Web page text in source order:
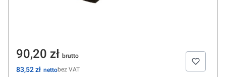
Cena
90,20 zł
Cena
83,52 zł bez VAT